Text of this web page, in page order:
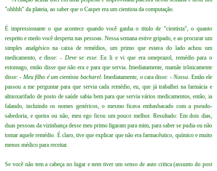
"ohhhh" da plateia, ao saber que o Casper era um cientista da computação.
É impressionante o que acontece quando você ganha o titulo de "cientista", o quanto
respeito e medo você desperta nas pessoas. Nessa semana estive gripado, e ao procurar um
simples analgésico na caixa de remédios, um primo que estava do lado achou um
medicamento, e disse: - Deve se esse. Eu li e vi que era omeprazol, remédio para o
estomago, então disse que não era e para que servia. Imediatamente, mamãe irônicamente
disse:- Meu filho é um cientista bacharel. Imediatamente, o cara disse: - Nossa. Então ele
passou a me perguntar para que servia cada remédio, eu, que já trabalhei na farmácia e
almoxarifado de posto de saúde sabia bem para que servia vários medicamentos, então, ia
falando, incluindo os nomes genéricos, o mesmo ficava embasbacado com a pseudo-
sabedoria, e queira ou não, meu ego ficou um pouco melhor. Resultado: Em dois dias,
duas pessoas da vizinhança desse meu primo ligaram para mim, para saber se pudia ou não
tomar aquele remédio. É claro, tive que explicar que não era farmacêutico, químico e muito
menos médico para receitar.
Se você não tem a cabeça no lugar e nem tiver um senso de auto critica (assunto do post